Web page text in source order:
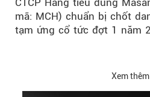
mã: MCH) chuẩn bị chốt
tạm ứng cổ tức đợt 1 năm
Xem thêm